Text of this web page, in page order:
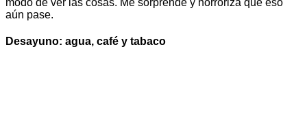
modo de ver las cosas. Me sorprende y horroriza que eso
aún pase.
Desayuno: agua, café y tabaco